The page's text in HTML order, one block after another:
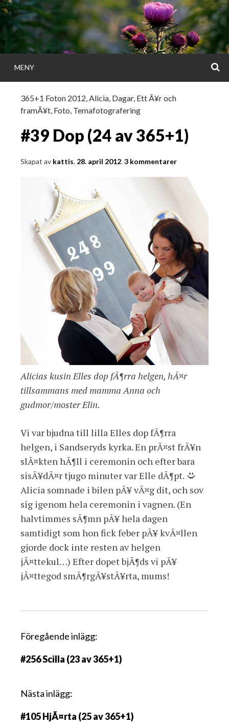
Gå
direkt
till
innehållet
i ord & bild
MENY
365+1 Foton 2012,Alicia, Dagar, Ett Ã¥r och
framÃ¥t, Foto, Temafotografering
#39 Dop (24 av 365+1)
Skapat av kattis, 28. april 2012.3 kommentarer
Alicias kusin Elles dop fÃ¶rra helgen, hÃ¤r
tillsammans med mamma Anna och
gudmor/moster Elin.
Vi var bjudna till lilla Elles dop fÃ¶rra
helgen, i Sandseryds kyrka. En prÃ¤st frÃ¥n
slÃ¤kten hÃ¶ll i ceremonin och efter bara
sisÃ¥dÃ¤r tjugo minuter var Elle dÃ¶pt.
Alicia somnade i bilen pÃ¥ vÃ¤g dit, och sov
sig igenom hela ceremonin i vagnen. (En
halvtimmes sÃ¶mn pÃ¥ hela dagen
samtidigt som hon fick feber pÃ¥ kvÃ¤llen
gjorde dock inte resten av helgen
jÃ¤ttekul…) Efter dopet bjÃ¶ds vi pÃ¥
jÃ¤ttegod smÃ¶rgÃ¥stÃ¥rta, mums!
I
l
g
s
Föregående inlägg:
#256 Scilla (23 av 365+1)
Nästa inlägg:
#105 HjÃ¤rta (25 av 365+1)